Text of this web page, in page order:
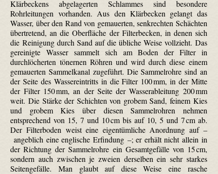
Klärbeckens abgelagerten Schlammes sind besondere
Rohrleitungen vorhanden. Aus den Klärbecken gelangt das
Wasser, über den Rand von gemauerten, senkrechten Schächten
übertretend, an die Oberfläche der Filterbecken, in denen sich
die Reinigung durch Sand auf die übliche Weise vollzieht. Das
gereinigte Wasser sammelt sich am Boden der Filter in
durchlöcherten tönernen Röhren und wird durch diese einem
gemauerten Sammelkanal zugeführt. Die Sammelrohre sind an
der Seite des Wassereintritts in die Filter 100 mm, in der Mitte
der Filter 150 mm, an der Seite der Wasserableitung 200 mm
weit. Die Stärke der Schichten von grobem Sand, feinem Kies
und grobem Kies über diesen Sammelrohren nehmen
entsprechend von 15, 7 und 10 cm bis auf 10, 5 und 7 cm ab.
Der Filterboden weist eine eigentümliche Anordnung auf –
angeblich eine englische Erfindung –; er erhält nicht allein in
der Richtung der Sammelrohre ein Gesamtgefälle von 15 cm,
sondern auch zwischen je zweien derselben ein sehr starkes
Seitengefälle.Man glaubt auf diese Weise eine rasche